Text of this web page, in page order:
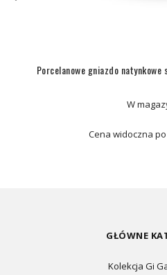
Porcelanowe gniazdo
W
Cena widoczna
GŁÓWNE
Kolekcja Gi